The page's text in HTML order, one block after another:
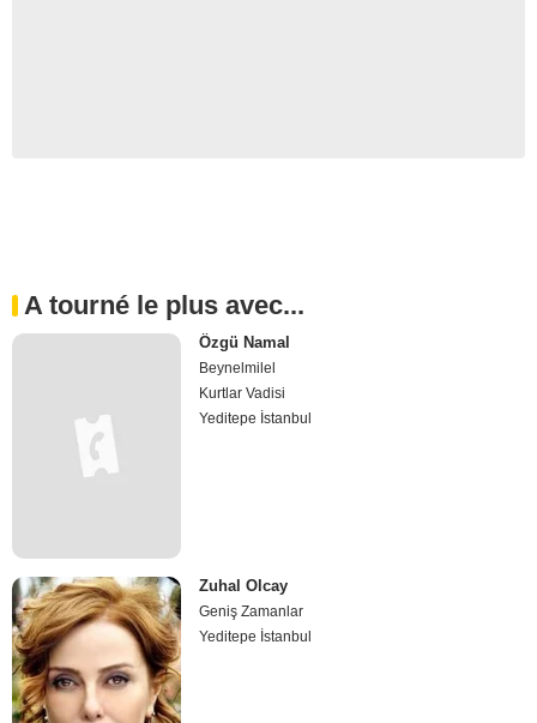
A tourné le plus avec...
Özgü Namal
Beynelmilel
Kurtlar Vadisi
Yeditepe İstanbul
Zuhal Olcay
Geniş Zamanlar
Yeditepe İstanbul